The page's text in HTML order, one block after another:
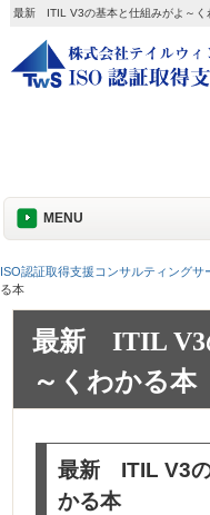
最新 ITIL V3の基本と仕組みがよ～く
MENU
ISO認証取得支援コンサルティングサ
る本
最新 ITIL V3
～くわかる本
最新 ITIL V3の
かる本